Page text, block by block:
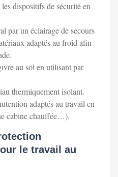
dispositifs de sécurité en
par un éclairage de secours
adaptés au froid afin
au sol en utilisant par
thermiquement isolant.
adaptés au travail en
cabine chauffée…).
le travail au